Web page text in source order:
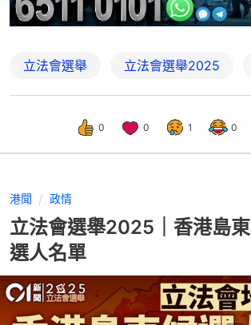
立法會選舉 立法會選舉2025
0 0 1 0
港聞 政情
立法會選舉2025｜香港島
選人名單